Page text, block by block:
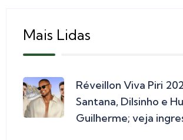
Mais Lidas
Réveillon Viva Piri
Santana, Dilsinho e
Guilherme; veja